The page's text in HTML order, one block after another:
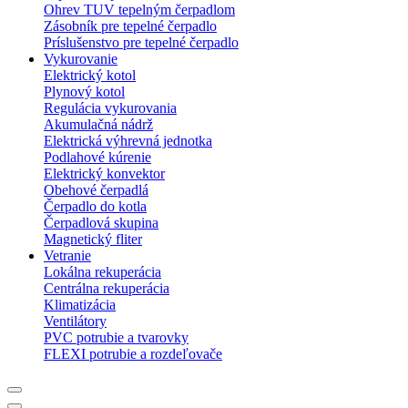
Ohrev TUV tepelným čerpadlom
Zásobník pre tepelné čerpadlo
Príslušenstvo pre tepelné čerpadlo
Vykurovanie
Elektrický kotol
Plynový kotol
Regulácia vykurovania
Akumulačná nádrž
Elektrická výhrevná jednotka
Podlahové kúrenie
Elektrický konvektor
Obehové čerpadlá
Čerpadlo do kotla
Čerpadlová skupina
Magnetický fliter
Vetranie
Lokálna rekuperácia
Centrálna rekuperácia
Klimatizácia
Ventilátory
PVC potrubie a tvarovky
FLEXI potrubie a rozdeľovače